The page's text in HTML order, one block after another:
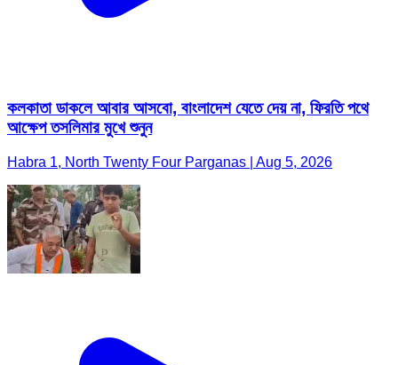
কলকাতা ডাকলে আবার আসবো, বাংলাদেশ যেতে দেয় না, ফিরতি পথে
আক্ষেপ তসলিমার মুখে শুনুন
Habra 1, North Twenty Four Parganas | Aug 5, 2026